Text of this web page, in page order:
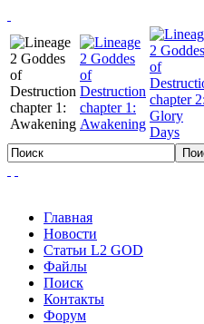
Главная
Новости
Статьи L2 GOD
Файлы
Поиск
Контакты
Форум